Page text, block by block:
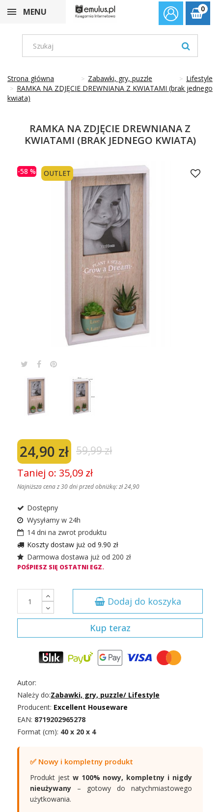
0
MENU
Strona główna Zabawki, gry, puzzle
Lifestyle
RAMKA NA ZDJĘCIE DREWNIANA Z KWIATAMI (brak jednego
kwiata)
RAMKA NA ZDJĘCIE DREWNIANA Z
KWIATAMI (BRAK JEDNEGO KWIATA)
-58 % OUTLET
Autor:
Należy do:Zabawki, gry, puzzle/ Lifestyle
Producent: Excellent Houseware
EAN: 8719202965278
Format (cm): 40 x 20 x 4
✅ Nowy i kompletny produkt
Produkt jest w 100% nowy, kompletny i nigdy
nieużywany – gotowy do natychmiastowego
użytkowania.
24,90 zł 59,99 zł
Taniej o: 35,09 zł
Najniższa cena z 30 dni przed obniżką:zł 24,90
Dostępny
Wysyłamy w 24h
14 dni na zwrot produktu
Koszty dostaw już od 9.90 zł
Darmowa dostawa już od 200 zł
POŚPIESZ SIĘ OSTATNI EGZ.
Dodaj do koszyka
Kup teraz